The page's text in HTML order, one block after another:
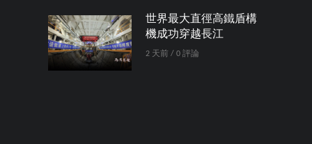
世界最大直徑高鐵盾構
機成功穿越長江
2 天前 / 0 評論